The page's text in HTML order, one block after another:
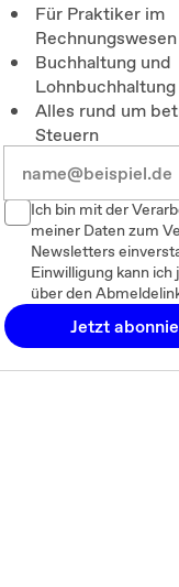
Für Praktiker im
Rechnungswesen
Buchhaltung und
Lohnbuchhaltung
Alles rund um
Steuern
Ich bin mit der
meiner Daten zum
Newsletters
Einwilligung kann
über den
Jetzt